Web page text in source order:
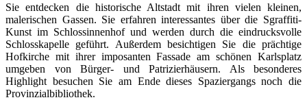
Sie entdecken die historische Altstadt mit ihren vielen kleinen,
malerischen Gassen. Sie erfahren interessantes über die Sgraffiti-
Kunst im Schlossinnenhof und werden durch die eindrucksvolle
Schlosskapelle geführt. Außerdem besichtigen Sie die prächtige
Hofkirche mit ihrer imposanten Fassade am schönen Karlsplatz
umgeben von Bürger- und Patrizierhäusern. Als besonderes
Highlight besuchen Sie am Ende dieses Spaziergangs noch die
Provinzialbibliothek.